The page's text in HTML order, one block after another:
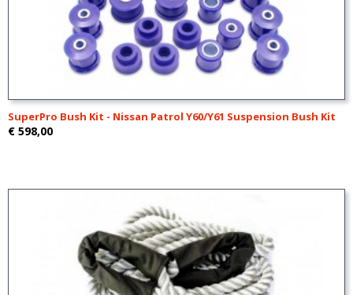
SuperPro Bush Kit - Nissan Patrol Y60/Y61 Suspension Bush Kit
€ 598,00